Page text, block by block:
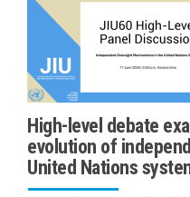
High-level debate
evolution of
United Nations